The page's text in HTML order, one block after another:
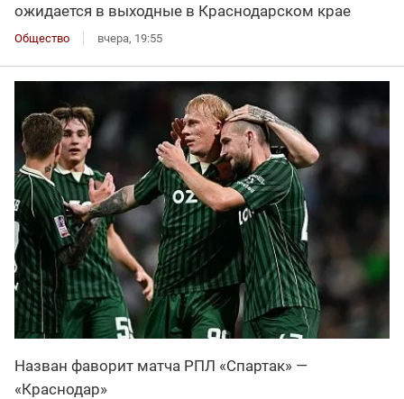
ожидается в выходные в Краснодарском крае
Общество вчера, 19:55
Назван фаворит матча РПЛ «Спартак» —
«Краснодар»